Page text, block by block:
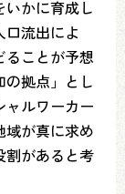
いかに育成し
流出によ
ることが予想
拠点」とし
ャルワーカー
域が真に求め
割があると考